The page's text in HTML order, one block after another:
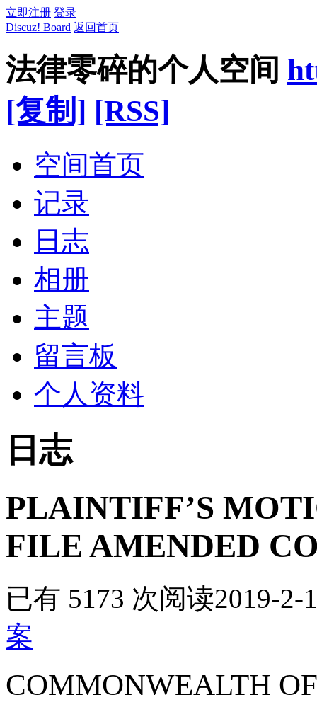
立即注册 登录
Discuz! Board 返回首页
法律零碎的个人空间
[复制] [RSS]
空间首页
记录
日志
相册
主题
留言板
个人资料
日志
PLAINTIFF’S
FILE AMENDED
已有 5173 次阅读2019-2-
案
COMMONWEALTH